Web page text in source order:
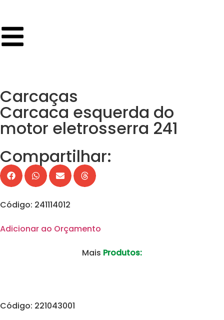
Carcaças
Carcaca esquerda do
motor eletrosserra 241
Compartilhar:
Código: 241114012
Adicionar ao Orçamento
Mais Produtos:
Código: 221043001